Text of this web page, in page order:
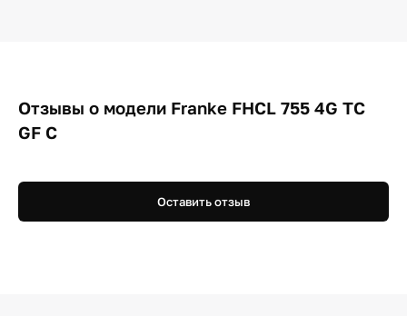
Отзывы о модели Franke FHCL 755 4G TC
GF C
Оставить отзыв